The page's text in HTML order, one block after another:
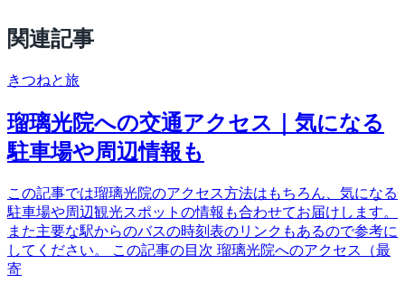
関連記事
きつねと旅
瑠璃光院への交通アクセス｜気になる
駐車場や周辺情報も
この記事では瑠璃光院のアクセス方法はもちろん、気になる
駐車場や周辺観光スポットの情報も合わせてお届けします。
また主要な駅からのバスの時刻表のリンクもあるので参考に
してください。 この記事の目次 瑠璃光院へのアクセス（最
寄